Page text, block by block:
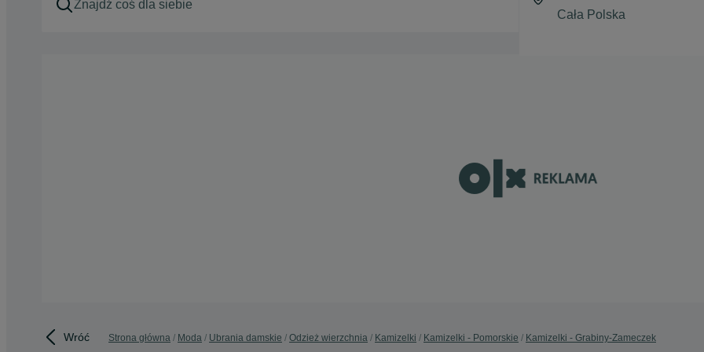
Wróć Strona główna Moda Ubrania damskie Odzież wierzchnia Kamizelki Kamizelki - Pomorskie Kamizelki - Grabiny-Zameczek